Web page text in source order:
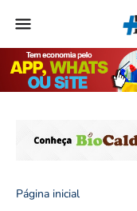
Página inicial